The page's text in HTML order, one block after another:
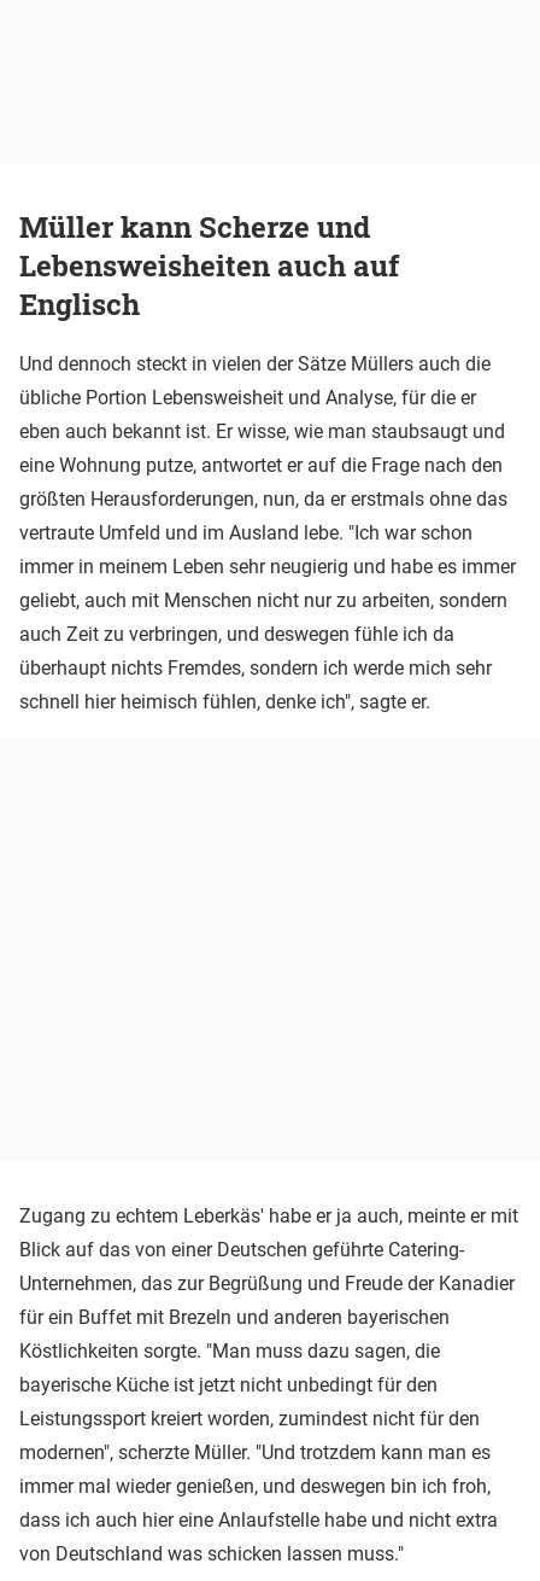
Müller kann Scherze und
Lebensweisheiten auch auf
Englisch
Und dennoch steckt in vielen der Sätze Müllers auch die
übliche Portion Lebensweisheit und Analyse, für die er
eben auch bekannt ist. Er wisse, wie man staubsaugt und
eine Wohnung putze, antwortet er auf die Frage nach den
größten Herausforderungen, nun, da er erstmals ohne das
vertraute Umfeld und im Ausland lebe. "Ich war schon
immer in meinem Leben sehr neugierig und habe es immer
geliebt, auch mit Menschen nicht nur zu arbeiten, sondern
auch Zeit zu verbringen, und deswegen fühle ich da
überhaupt nichts Fremdes, sondern ich werde mich sehr
schnell hier heimisch fühlen, denke ich", sagte er.
Zugang zu echtem Leberkäs' habe er ja auch, meinte er mit
Blick auf das von einer Deutschen geführte Catering-
Unternehmen, das zur Begrüßung und Freude der Kanadier
für ein Buffet mit Brezeln und anderen bayerischen
Köstlichkeiten sorgte. "Man muss dazu sagen, die
bayerische Küche ist jetzt nicht unbedingt für den
Leistungssport kreiert worden, zumindest nicht für den
modernen", scherzte Müller. "Und trotzdem kann man es
immer mal wieder genießen, und deswegen bin ich froh,
dass ich auch hier eine Anlaufstelle habe und nicht extra
von Deutschland was schicken lassen muss."